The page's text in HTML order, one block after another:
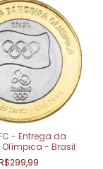
- Entrega da
- Brasil